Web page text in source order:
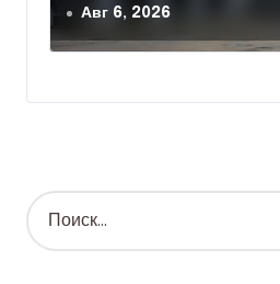
Авг 6, 2026
Н
а